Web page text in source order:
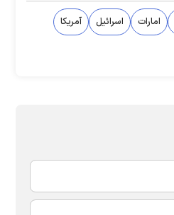
امارات اسرائیل
آمریکا